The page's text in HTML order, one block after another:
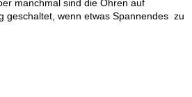
manchmal sind die Ohren auf
geschaltet, wenn etwas Spannendes zu